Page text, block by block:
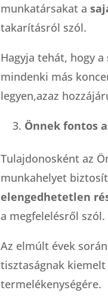
munkatársakat a
takarításról szól.
Hagyja tehát, hogy a
mindenki más
legyen,azaz
Önnek fontos
Tulajdonosként az
munkahelyet
elengedhetetlen
a megfelelésről
Az elmúlt évek
tisztaságnak
termelékenységére.